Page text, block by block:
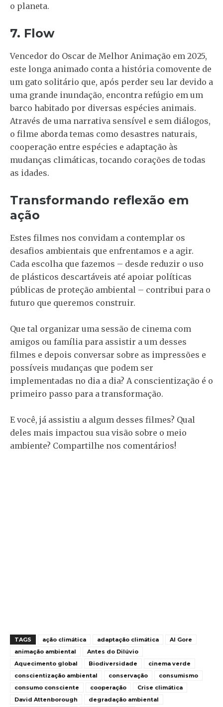
o planeta.
7. Flow
Vencedor do Oscar de Melhor Animação em 2025,
este longa animado conta a história comovente de
um gato solitário que, após perder seu lar devido a
uma grande inundação, encontra refúgio em um
barco habitado por diversas espécies animais.
Através de uma narrativa sensível e sem diálogos,
o filme aborda temas como desastres naturais,
cooperação entre espécies e adaptação às
mudanças climáticas, tocando corações de todas
as idades.
Transformando reflexão em
ação
Estes filmes nos convidam a contemplar os
desafios ambientais que enfrentamos e a agir.
Cada escolha que fazemos – desde reduzir o uso
de plásticos descartáveis até apoiar políticas
públicas de proteção ambiental – contribui para o
futuro que queremos construir.
Que tal organizar uma sessão de cinema com
amigos ou família para assistir a um desses
filmes e depois conversar sobre as impressões e
possíveis mudanças que podem ser
implementadas no dia a dia? A conscientização é o
primeiro passo para a transformação.
E você, já assistiu a algum desses filmes? Qual
deles mais impactou sua visão sobre o meio
ambiente? Compartilhe nos comentários!
TAGS ação climática adaptação climática
Al Gore
animação ambiental
Antes do Dilúvio
Aquecimento global
Biodiversidade
cinema verde
conscientização ambiental
conservação
consumismo
consumo consciente
cooperação
Crise climática
David Attenborough
degradação ambiental